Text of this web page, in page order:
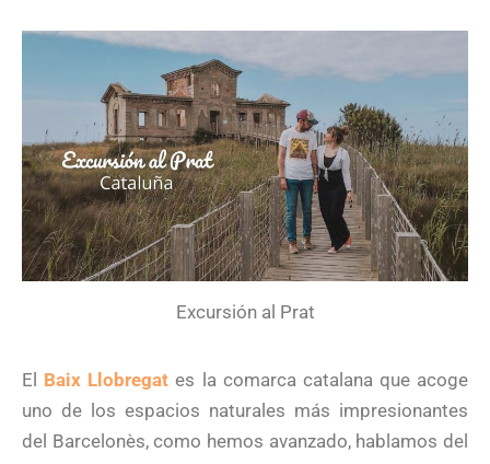
Excursión al Prat
El Baix Llobregat es la comarca catalana que acoge
uno de los espacios naturales más impresionantes
del Barcelonès, como hemos avanzado, hablamos del